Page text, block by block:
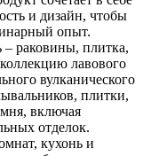
и дизайн, чтобы
опыт.
раковины, плитка,
лавового
вулканического
плитки,
включая
отделок.
кухонь и